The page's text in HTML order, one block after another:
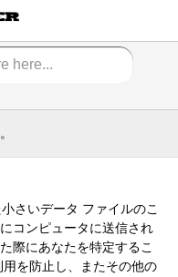
さいデータ ファイルのこ
コンピュータに送信され
際にあなたを特定するこ
を防止し、またその他の